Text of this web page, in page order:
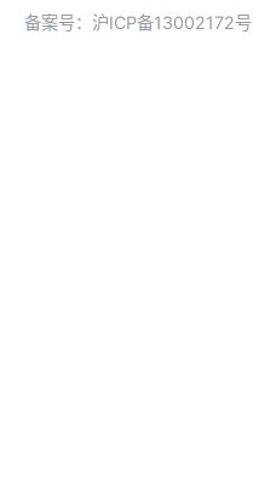
备案号：沪ICP备13002172号